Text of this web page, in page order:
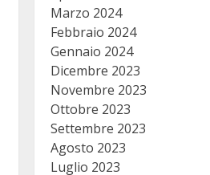
Marzo 2024
Febbraio 2024
Gennaio 2024
Dicembre 2023
Novembre 2023
Ottobre 2023
Settembre 2023
Agosto 2023
Luglio 2023